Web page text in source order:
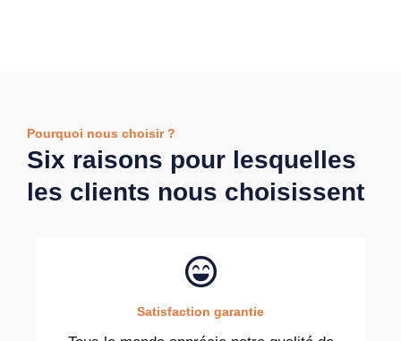
Pourquoi nous choisir ?
Six raisons pour lesquelles
les clients nous choisissent
Satisfaction garantie